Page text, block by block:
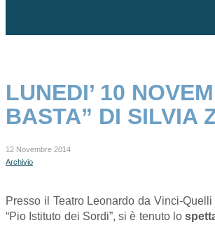
LUNEDI’ 10
BASTA” DI SILVIA
12 Novembre 2014
Archivio
Presso il Teatro Leonardo da Vinci-
“Pio Istituto dei Sordi”, si è tenuto lo